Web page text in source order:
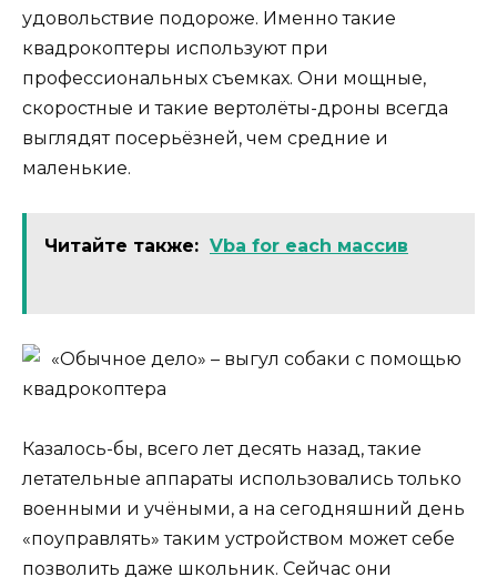
удовольствие подороже. Именно такие
квадрокоптеры используют при
профессиональных съемках. Они мощные,
скоростные и такие вертолёты-дроны всегда
выглядят посерьёзней, чем средние и
маленькие.
Читайте также: Vba for each массив
«Обычное дело» – выгул собаки с помощью
квадрокоптера
Казалось-бы, всего лет десять назад, такие
летательные аппараты использовались только
военными и учёными, а на сегодняшний день
«поуправлять» таким устройством может себе
позволить даже школьник. Сейчас они